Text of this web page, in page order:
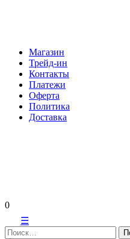
Магазин
Трейд-ин
Контакты
Платежи
Оферта
Политика
Доставка
0
☰
Найти: